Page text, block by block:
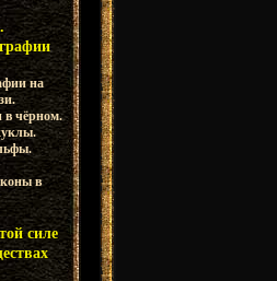
на
в чёрном.
в
силе